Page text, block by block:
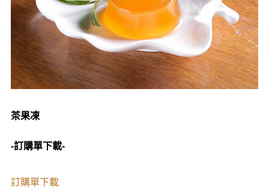
茶果凍
-訂購單下載-
訂購單下載